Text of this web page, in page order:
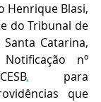
Henrique Blasi,
do Tribunal de
Catarina,
nº
, para
que